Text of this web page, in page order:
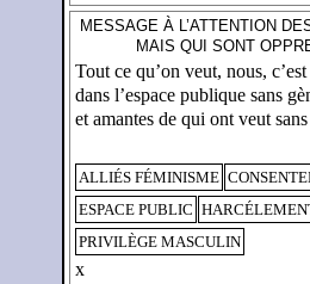
MESSAGE À L’ATTENTION
MAIS QUI SONT
Tout ce qu’on veut, nous,
dans l’espace publique sans
et amantes de qui ont veut
ALLIÉS FÉMINISME
ESPACE PUBLIC
PRIVILÈGE MASCULIN
x